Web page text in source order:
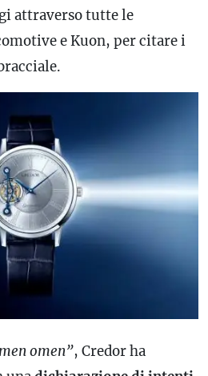
attraverso tutte le
e Kuon, per citare i
omen”, Credor ha